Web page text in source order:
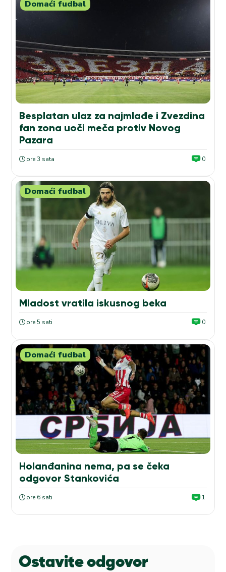
Domaći fudbal
Besplatan ulaz za najmlađe i Zvezdina
fan zona uoči meča protiv Novog
Pazara
pre 3 sata 0
Domaći fudbal
Mladost vratila iskusnog beka
pre 5 sati 0
Domaći fudbal
Holanđanina nema, pa se čeka
odgovor Stankovića
pre 6 sati 1
Ostavite odgovor